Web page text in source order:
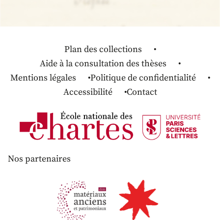
Plan des collections
Aide à la consultation des thèses
Mentions légales
Politique de confidentialité
Accessibilité
Contact
Nos partenaires